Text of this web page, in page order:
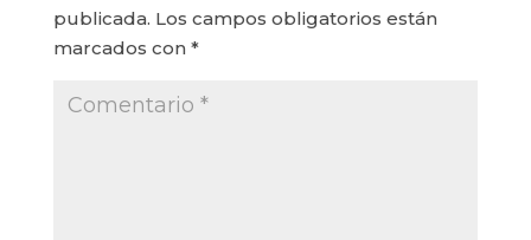
publicada. Los campos obligatorios están
marcados con *